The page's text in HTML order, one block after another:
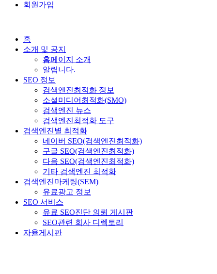
회원가입
홈
소개 및 공지
홈페이지 소개
알립니다.
SEO 정보
검색엔진최적화 정보
소셜미디어최적화(SMO)
검색엔진 뉴스
검색엔진최적화 도구
검색엔진별 최적화
네이버 SEO(검색엔진최적화)
구글 SEO(검색엔진최적화)
다음 SEO(검색엔진최적화)
기타 검색엔진 최적화
검색엔진마케팅(SEM)
유료광고 정보
SEO 서비스
유료 SEO진단 의뢰 게시판
SEO관련 회사 디렉토리
자율게시판